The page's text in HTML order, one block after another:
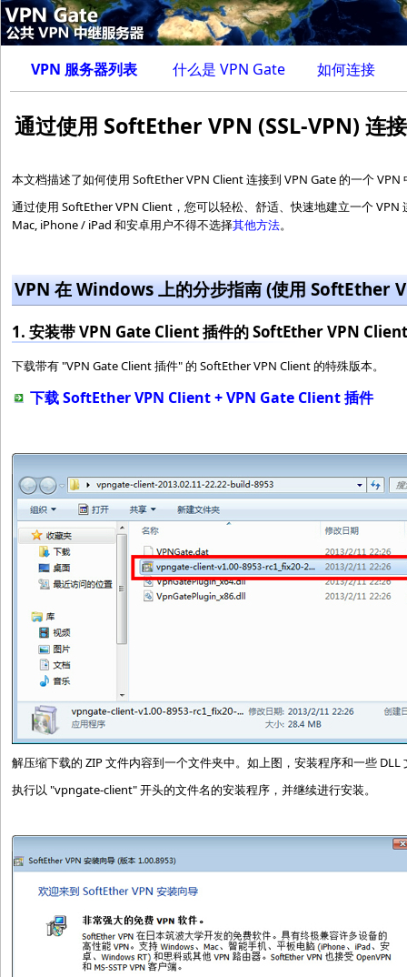
VPN 服务器列表 什么是 VPN Gate 如何连接
通过使用 SoftEther VPN (SSL-VPN) 连
本文档描述了如何使用 SoftEther VPN Client 连接到 VPN Gate 的一个 VPN
通过使用 SoftEther VPN Client，您可以轻松、舒适、快速地建立一个
Mac, iPhone / iPad 和安卓用户不得不选择其他方法。
VPN 在 Windows 上的分步指南 (使用 SoftEther
1. 安装带 VPN Gate Client 插件的 SoftEther VPN
下载带有 "VPN Gate Client 插件" 的 SoftEther VPN Client 的特殊版本。
下载 SoftEther VPN Client + VPN Gate Client 插件
解压缩下载的 ZIP 文件内容到一个文件夹中。如上图，安装程序和一些 DLL
执行以 "vpngate-client" 开头的文件名的安装程序，并继续进行安装。